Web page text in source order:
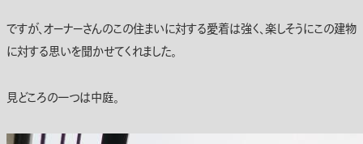
ですが、オーナーさんのこの住まいに対する愛着は強く、楽しそうにこの建物
に対する思いを聞かせてくれました。
見どころの一つは中庭。